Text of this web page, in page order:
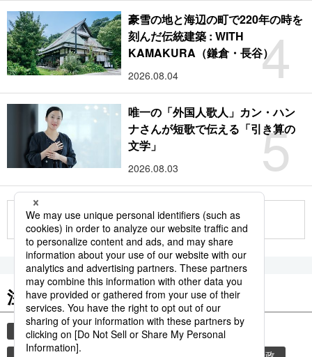
4
豪雪の地と海辺の町で220年の時を
刻んだ伝統建築 : WITH
KAMAKURA（鎌倉・長谷）
2026.08.04
5
唯一の「外国人歌人」カン・ハン
ナさんが短歌で伝える「引き算の
文学」
2026.08.03
もっと見る
注目のキーワード
共同通信ニュース 時事通信ニュース
和食